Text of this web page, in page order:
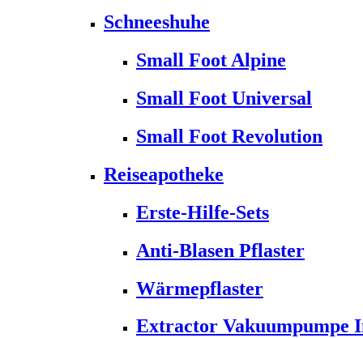
Schneeshuhe
Small Foot Alpine
Small Foot Universal
Small Foot Revolution
Reiseapotheke
Erste-Hilfe-Sets
Anti-Blasen Pflaster
Wärmepflaster
Extractor Vakuumpumpe